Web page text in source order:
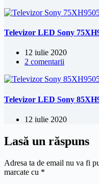
Televizor LED Sony
12 iulie 2020
2 comentarii
Televizor LED Sony
12 iulie 2020
Lasă un răspuns
Adresa ta de email nu va fi
marcate cu *